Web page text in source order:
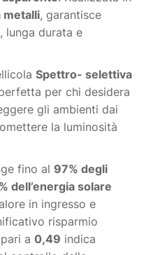
metalli, garantisce
lunga durata e
Spettro- selettiva
per chi desidera
gli ambienti dai
la luminosità
fino al97% degli
dell’energia solare
in ingresso e
risparmio
pari a0,49 indica